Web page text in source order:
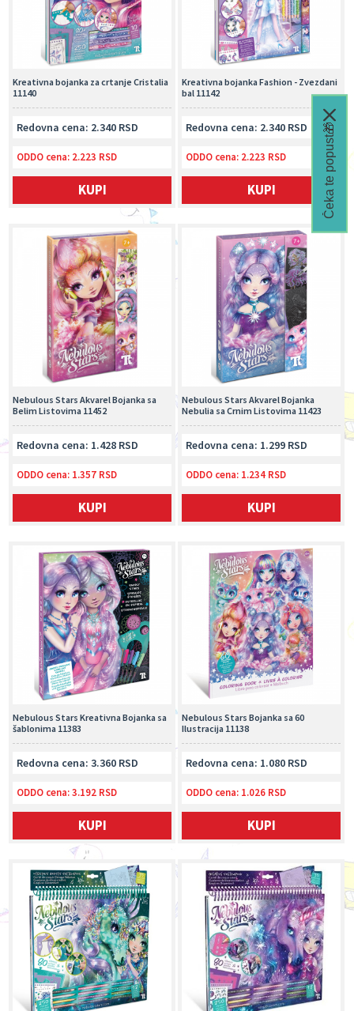
Kreativna bojanka Fashion - Zvezdani
bal 11142
Redovna cena: 2.340 RSD
ODDO cena: 2.223 RSD
KUPI
Kreativna bojanka za crtanje Cristalia
11140
Redovna cena: 2.340 RSD
ODDO cena: 2.223 RSD
KUPI
Nebulous Stars Akvarel Bojanka
Nebulia sa Crnim Listovima 11423
Redovna cena: 1.299 RSD
ODDO cena: 1.234 RSD
KUPI
Nebulous Stars Akvarel Bojanka sa
Belim Listovima 11452
Redovna cena: 1.428 RSD
ODDO cena: 1.357 RSD
KUPI
Nebulous Stars Bojanka sa 60
Ilustracija 11138
Redovna cena: 1.080 RSD
ODDO cena: 1.026 RSD
KUPI
Nebulous Stars Kreativna Bojanka sa
šablonima 11383
Redovna cena: 3.360 RSD
ODDO cena:3.192 RSD
KUPI
Čeka te popust🎁